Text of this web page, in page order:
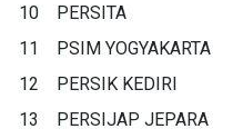
10
PERSITA
11
PSIM YOGYAKARTA
12
PERSIK KEDIRI
13
PERSIJAP JEPARA